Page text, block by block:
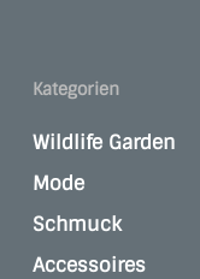
Kategorien
Wildlife Garden
Mode
Schmuck
Accessoires